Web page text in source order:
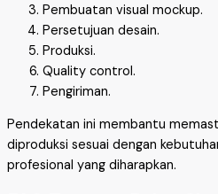
Pembuatan visual mockup.
Persetujuan desain.
Produksi.
Quality control.
Pengiriman.
Pendekatan ini membantu
diproduksi sesuai dengan
profesional yang diharapkan.